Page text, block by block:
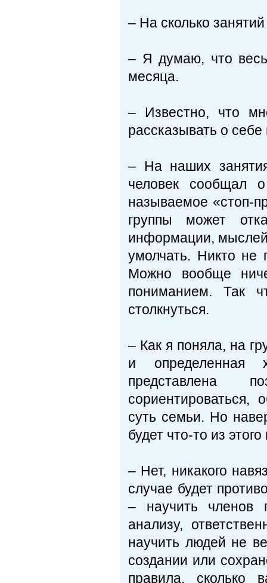
– На сколько
– Я думаю, что
месяца.
– Известно, что
рассказывать о
– На наших
человек сообщал
называемое «стоп-
группы может
информации,
умолчать. Никто не
Можно вообще
пониманием. Так
столкнуться.
– Как я поняла, на
и определенная
представлена
сориентироваться,
суть семьи. Но
будет что-то из
– Нет, никакого
случае будет
– научить членов
анализу,
научить людей не
создании или
правила, сколько